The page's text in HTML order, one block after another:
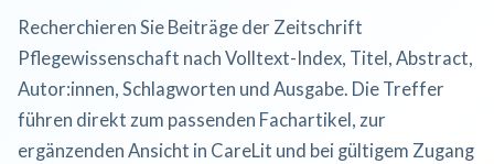
Recherchieren Sie Beiträge der Zeitschrift
Pflegewissenschaft nach Volltext-Index, Titel, Abstract,
Autor:innen, Schlagworten und Ausgabe. Die Treffer
führen direkt zum passenden Fachartikel, zur
ergänzenden Ansicht in CareLit und bei gültigem Zugang